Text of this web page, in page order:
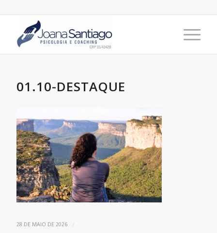
01.10-DESTAQUE
28 DE MAIO DE 2026 /